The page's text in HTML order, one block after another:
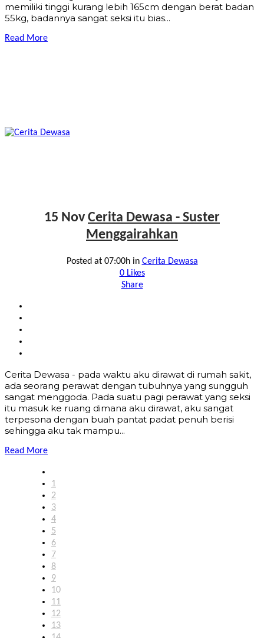
memiliki tinggi kurang lebih 165cm dengan berat badan
55kg, badannya sangat seksi itu bias...
Read More
15 Nov Cerita Dewasa - Suster
Menggairahkan
Posted at 07:00hin Cerita Dewasa
0Likes
Share
Cerita Dewasa - pada waktu aku dirawat di rumah sakit,
ada seorang perawat dengan tubuhnya yang sungguh
sangat menggoda. Pada suatu pagi perawat yang seksi
itu masuk ke ruang dimana aku dirawat, aku sangat
terpesona dengan buah pantat padat penuh berisi
sehingga aku tak mampu...
Read More
1
2
3
4
5
6
7
8
9
10
11
12
13